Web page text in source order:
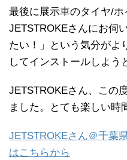
最後に展示車のタイヤ/
JETSTROKEさんにお伺
たい！」という気分がよ
してインストールしよう
JETSTROKEさん、この
ました。とても楽しい時
JETSTROKEさん＠千葉
はこちらから